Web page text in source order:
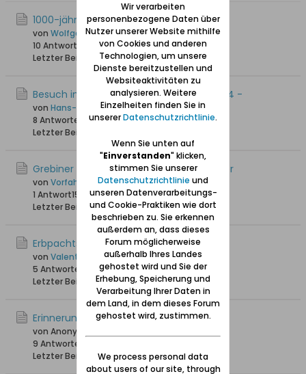
1000-jährige Eiche in Herrengrebin
von Wolfgang
10 Antworten
42.179 Hits0 Likes
Letzter Beitrag
21.09.2017, 17:35
Besuch in meiner alten Heimat - Juni 2014 -
von Hans-Joachim
8 Antworten
28.552 Hits0 Likes
Letzter Beitrag
Grebiner Wald - Torwächter/Holzaufseher
von Vorfahr
1 Antwort15.461 Hits0 Likes
Letzter Beitrag23.03.2014, 11:35
Erbpachtsvorwerk Mönchengrebin
von Valentina
5 Antworten
16.612 Hits0 Likes
Letzter Beitrag
23.07.2013, 23:06
Erinnerungen aus Herrengrebin
von Anonymus
9 Antworten
Letzter Beitrag
26.11.2012, 13:18
Wir verarbeiten
personenbezogene Daten über
Nutzer unserer Website mithilfe
von Cookies und anderen
Technologien, um unsere
Dienste bereitzustellen und
Websiteaktivitäten zu
analysieren. Weitere
Einzelheiten finden Sie in
unsererDatenschutzrichtlinie.
Wenn Sie unten auf
"Einverstanden" klicken,
stimmen Sie unserer
Datenschutzrichtlinie und
unseren Datenverarbeitungs-
und Cookie-Praktiken wie dort
beschrieben zu. Sie erkennen
außerdem an, dass dieses
Forum möglicherweise
außerhalb Ihres Landes
gehostet wird und Sie der
Erhebung, Speicherung und
Verarbeitung Ihrer Daten in
dem Land, in dem dieses Forum
gehostet wird, zustimmen.
We process personal data
about users of our site, through